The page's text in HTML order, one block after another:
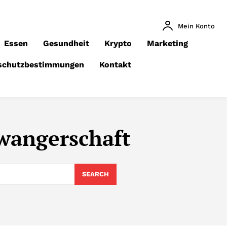
Mein Konto
Essen Gesundheit Krypto Marketing
Kontakt
SEARCH